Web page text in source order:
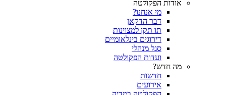
אודות הפקולטה
מי אנחנו?
דבר הדקאן
תו תקן למצוינות
דירוגים בינלאומיים
סגל מנהלי
ועדות הפקולטה
מה חדש?
חדשות
אירועים